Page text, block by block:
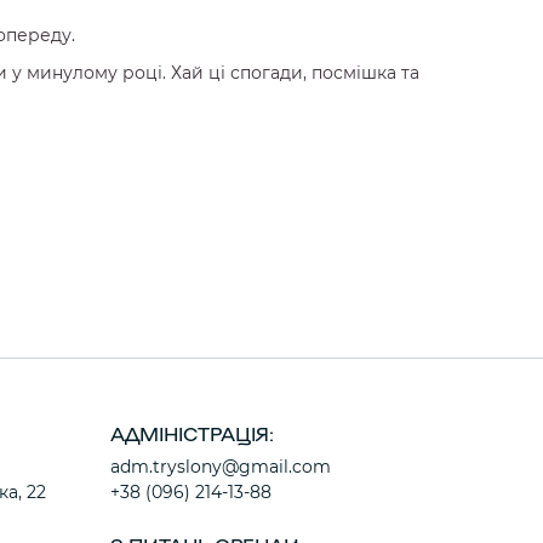
минулому році. Хай ці спогади, посмішка та
22
АДМІНІСТРАЦІЯ:
adm.tryslony@gmail.com
+38 (096) 214-13-88